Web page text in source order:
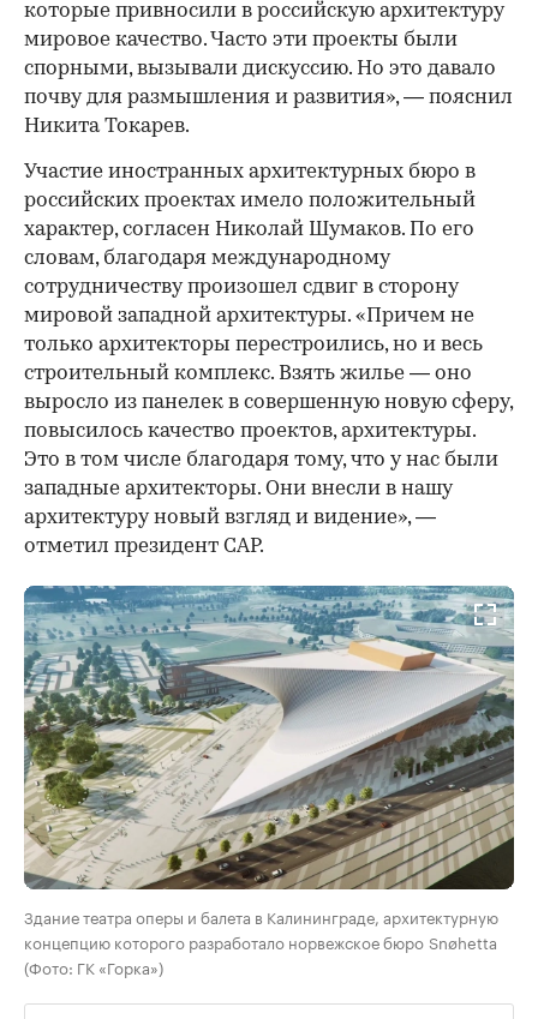
которые привносили в российскую архитектуру
мировое качество. Часто эти проекты были
спорными, вызывали дискуссию. Но это давало
почву для размышления и развития», — пояснил
Никита Токарев.
Участие иностранных архитектурных бюро в
российских проектах имело положительный
характер, согласен Николай Шумаков. По его
словам, благодаря международному
сотрудничеству произошел сдвиг в сторону
мировой западной архитектуры. «Причем не
только архитекторы перестроились, но и весь
строительный комплекс. Взять жилье — оно
выросло из панелек в совершенную новую сферу,
повысилось качество проектов, архитектуры.
Это в том числе благодаря тому, что у нас были
западные архитекторы. Они внесли в нашу
архитектуру новый взгляд и видение», —
отметил президент САР.
Здание театра оперы и балета в Калининграде, архитектурную
концепцию которого разработало норвежское бюро Snøhetta
(Фото: ГК «Горка»)